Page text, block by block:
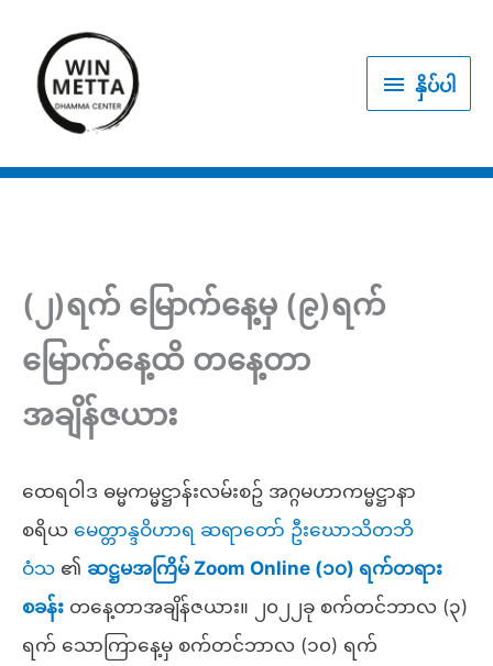
content
နှိပ် နှိပ်ပါ
(၂)ရက် မြောက်နေ့မှ (၉)ရက်
မြောက်နေ့ထိ တနေ့တာ
အချိန်ဇယား
ထေရဝါဒ ဓမ္မကမ္မဋ္ဌာန်းလမ်းစဥ် အဂ္ဂမဟာကမ္မဋ္ဌာနာ
စရိယ မေတ္တာန္ဒဝိဟာရ ဆရာတော် ဦးဃောသိတဘိ
ဝံသ ၏ ဆဋ္ဌမအကြိမ် Zoom Online (၁၀) ရက်တရား
စခန်း တနေ့တာအချိန်ဇယား။ ၂၀၂၂ခု စက်တင်ဘာလ (၃)
ရက် သောကြာနေ့မှ စက်တင်ဘာလ (၁၀) ရက်